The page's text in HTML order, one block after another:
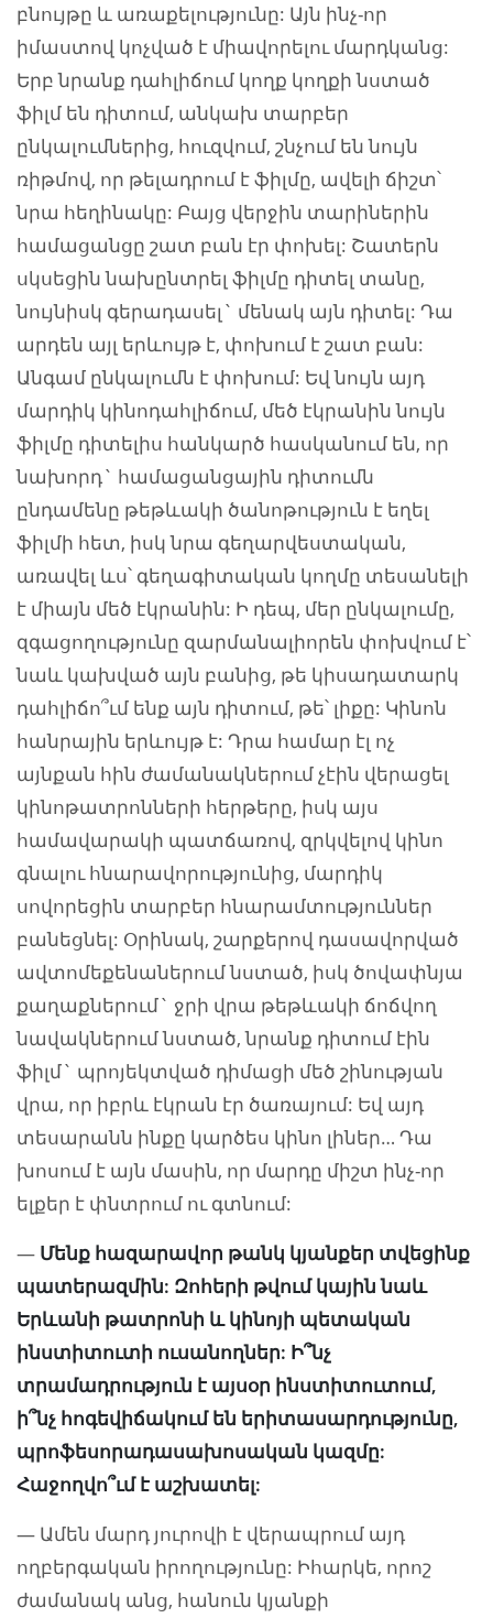
բնույթը և առաքելությունը: Այն ինչ-որ
իմաստով կոչված է միավորելու մարդկանց:
Երբ նրանք դահլիճում կողք կողքի նստած
ֆիլմ են դիտում, անկախ տարբեր
ընկալումներից, հուզվում, շնչում են նույն
ռիթմով, որ թելադրում է ֆիլմը, ավելի ճիշտ՝
նրա հեղինակը: Բայց վերջին տարիներին
համացանցը շատ բան էր փոխել: Շատերն
սկսեցին նախընտրել ֆիլմը դիտել տանը,
նույնիսկ գերադասել` մենակ այն դիտել: Դա
արդեն այլ երևույթ է, փոխում է շատ բան:
Անգամ ընկալումն է փոխում: Եվ նույն այդ
մարդիկ կինոդահլիճում, մեծ էկրանին նույն
ֆիլմը դիտելիս հանկարծ հասկանում են, որ
նախորդ` համացանցային դիտումն
ընդամենը թեթևակի ծանոթություն է եղել
ֆիլմի հետ, իսկ նրա գեղարվեստական,
առավել ևս՝ գեղագիտական կողմը տեսանելի
է միայն մեծ էկրանին: Ի դեպ, մեր ընկալումը,
զգացողությունը զարմանալիորեն փոխվում է՝
նաև կախված այն բանից, թե կիսադատարկ
դահլիճո՞ւմ ենք այն դիտում, թե՝ լիքը: Կինոն
հանրային երևույթ է: Դրա համար էլ ոչ
այնքան հին ժամանակներում չէին վերացել
կինոթատրոնների հերթերը, իսկ այս
համավարակի պատճառով, զրկվելով կինո
գնալու հնարավորությունից, մարդիկ
սովորեցին տարբեր հնարամտություններ
բանեցնել: Օրինակ, շարքերով դասավորված
ավտոմեքենաներում նստած, իսկ ծովափնյա
քաղաքներում` ջրի վրա թեթևակի ճոճվող
նավակներում նստած, նրանք դիտում էին
ֆիլմ` պրոյեկտված դիմացի մեծ շինության
վրա, որ իբրև էկրան էր ծառայում: Եվ այդ
տեսարանն ինքը կարծես կինո լիներ… Դա
խոսում է այն մասին, որ մարդը միշտ ինչ-որ
ելքեր է փնտրում ու գտնում:
— Մենք հազարավոր թանկ կյանքեր տվեցինք
պատերազմին: Զոհերի թվում կային նաև
Երևանի թատրոնի և կինոյի պետական
ինստիտուտի ուսանողներ: Ի՞նչ
տրամադրություն է այսօր ինստիտուտում,
ի՞նչ հոգեվիճակում են երիտասարդությունը,
պրոֆեսորադասախոսական կազմը:
Հաջողվո՞ւմ է աշխատել:
— Ամեն մարդ յուրովի է վերապրում այդ
ողբերգական իրողությունը: Իհարկե, որոշ
ժամանակ անց, հանուն կյանքի